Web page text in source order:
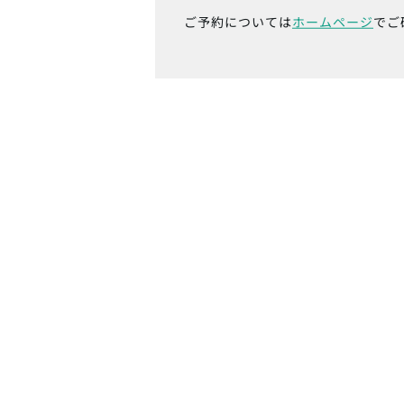
ご予約についてはホームページでご